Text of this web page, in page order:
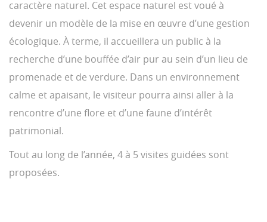
caractère naturel. Cet espace naturel est voué à
devenir un modèle de la mise en œuvre d’une gestion
écologique. À terme, il accueillera un public à la
recherche d’une bouffée d’air pur au sein d’un lieu de
promenade et de verdure. Dans un environnement
calme et apaisant, le visiteur pourra ainsi aller à la
rencontre d’une flore et d’une faune d’intérêt
patrimonial.
Tout au long de l’année, 4 à 5 visites guidées sont
proposées.